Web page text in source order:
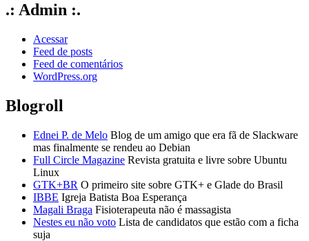
.: Admin :.
Acessar
Feed de posts
Feed de comentários
WordPress.org
Blogroll
Ednei P. de Melo Blog de um amigo que era fã de Slackware
mas finalmente se rendeu ao Debian
Full Circle Magazine Revista gratuita e livre sobre Ubuntu
Linux
GTK+BR O primeiro site sobre GTK+ e Glade do Brasil
IBBE Igreja Batista Boa Esperança
Magali Braga Fisioterapeuta não é massagista
Nestes eu não voto Lista de candidatos que estão com a ficha
suja